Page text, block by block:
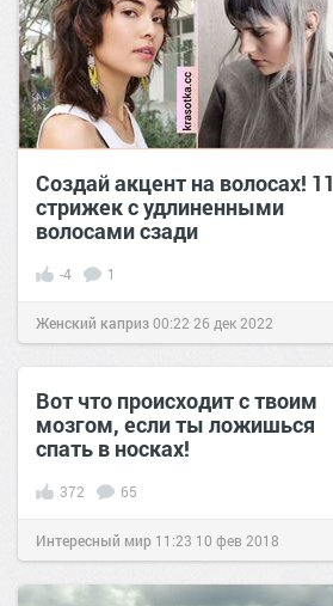
Создай акцент на волосах! 11
стрижек с удлиненными
волосами сзади
-4 1
Женский каприз00:22 26 дек 2022
Вот что происходит с твоим
мозгом, если ты ложишься
спать в носках!
372 65
Интересный мир 11:23 10 фев 2018